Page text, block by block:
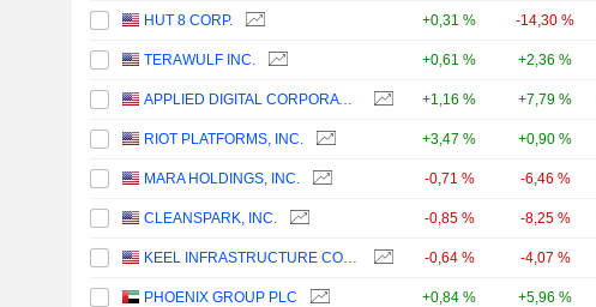
HUT 8 CORP. +0,31 % -14,30 %
TERAWULF INC. +0,61 % +2,36 %
APPLIED DIGITAL CORPORATION +1,16 % +7,79 %
RIOT PLATFORMS, INC. +3,47 % +0,90 %
MARA HOLDINGS, INC. -0,71 % -6,46 %
CLEANSPARK, INC. -0,85 % -8,25 %
KEEL INFRASTRUCTURE CORP. -0,64 % -4,07 %
PHOENIX GROUP PLC +0,84 % +5,96 %